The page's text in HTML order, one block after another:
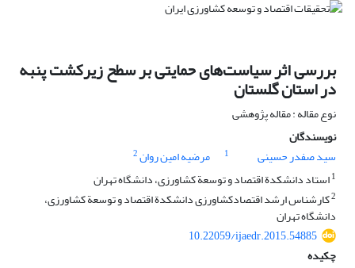
بررسی اثر سیاست‌های حمایتی بر سطح زیرکشت پنبه
در استان گلستان
نوع مقاله : مقاله پژوهشی
نویسندگان
سید صفدر حسینی
1 مرضیه امین روان2
1استاد دانشکدة اقتصاد و توسعة کشاورزی، دانشگاه تهران
2کارشناس ‌ارشد اقتصادکشاورزی دانشکدة اقتصاد و توسعة کشاورزی،
دانشگاه تهران
10.22059/ijaedr.2015.54885
چکیده